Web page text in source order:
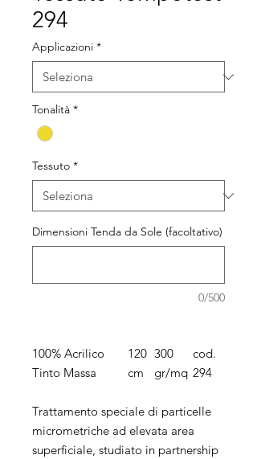
294
Applicazioni *
Tonalità *
Tessuto *
Dimensioni Tenda da Sole (facoltativo)
0/500
100% Acrilico
Tinto Massa
120
cm
300
gr/mq
cod.
294
Trattamento speciale di particelle
micrometriche ad elevata area
superficiale, studiato in partnership